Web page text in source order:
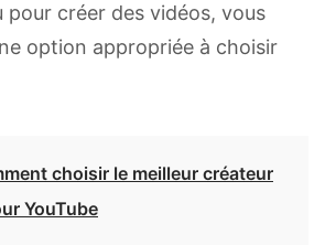
pour créer des vidéos, vous
option appropriée à choisir
choisir le meilleur créateur
YouTube